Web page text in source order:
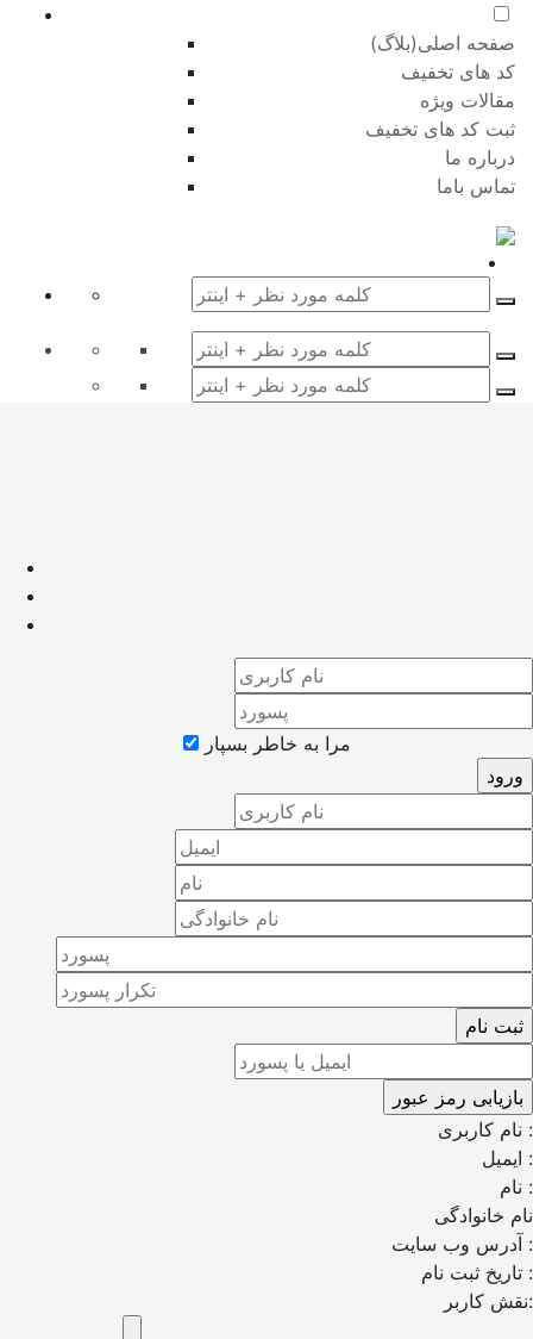
صفحه اصلی(بلاگ)
کد های تخفیف
مقالات ویژه
ثبت کد های تخفیف
درباره ما
تماس باما
مرا به خاطر بسپار
نام کاربری :
ایمیل :
نام :
نام خانوادگی
آدرس وب سایت :
تاریخ ثبت نام :
نقش کاربر: